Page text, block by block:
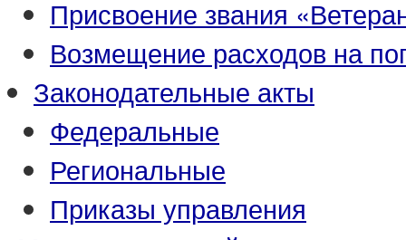
Присвоение звания
Возмещение расходов на
Законодательные акты
Федеральные
Региональные
Приказы управления